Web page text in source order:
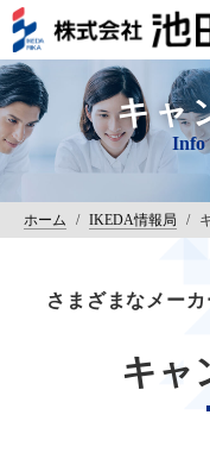
キャ
ホーム / IKEDA情報局 /
さまざまなメー
キャ